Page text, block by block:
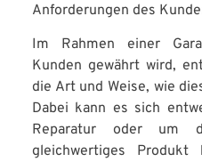
Anforderungen des
Im Rahmen einer
Kunden gewährt wird,
die Art und Weise, wie
Dabei kann es sich
Reparatur oder um
gleichwertiges